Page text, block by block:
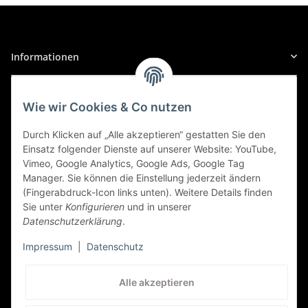
147/GT
1.9 JTD 16V, PS: 150 | KW: 110
147/GT
147/GT (937), 01/2004 bis 12/2010
2.0 JTS, PS: 162 | KW: 119
Alfa Romeo
147/GT
Informationen
Sicher Einkaufen
Wie wir Cookies & Co nutzen
Durch Klicken auf „Alle akzeptieren“ gestatten Sie den
Einsatz folgender Dienste auf unserer Website: YouTube,
Vimeo, Google Analytics, Google Ads, Google Tag
Manager. Sie können die Einstellung jederzeit ändern
(Fingerabdruck-Icon links unten). Weitere Details finden
Sie unter Konfigurieren und in unserer
Datenschutzerklärung.
Impressum Datenschutz
Alle akzeptieren